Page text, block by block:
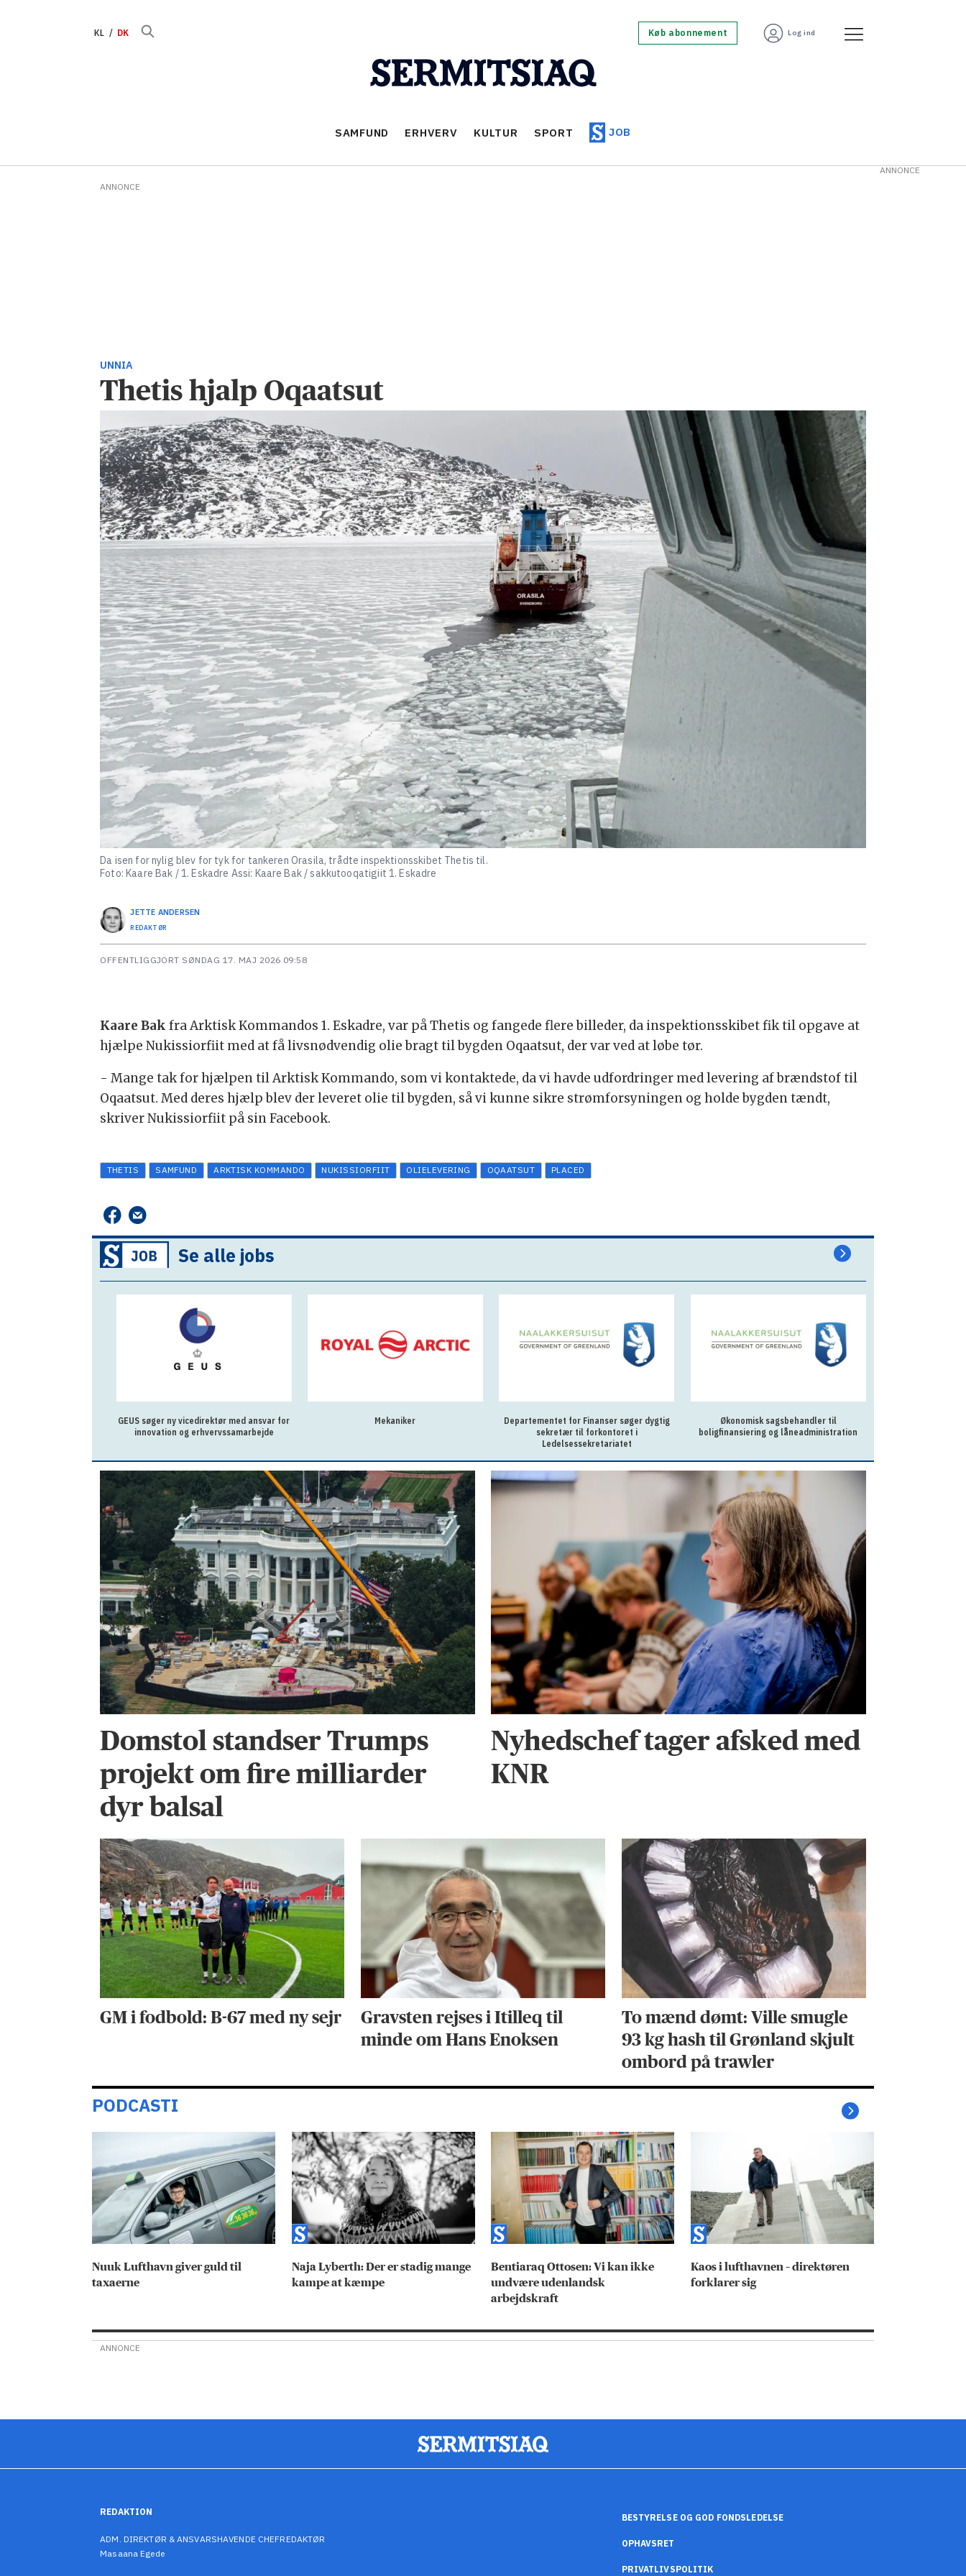
KL DK Køb abonnement Log ind
SAMFUND ERHVERV KULTUR SPORT JOB
ANNONCE
UNNIA
Thetis hjalp Oqaatsut
Da isen for nylig blev for tyk for tankeren Orasila, trådte inspektionsskibet Thetis til.
Foto: Kaare Bak / 1. Eskadre Assi: Kaare Bak / sakkutooqatigiit 1. Eskadre
JETTE ANDERSEN
REDAKTØR
OFFENTLIGGJORT SØNDAG 17. MAJ 2026 09:58
Kaare Bakfra Arktisk Kommandos 1. Eskadre, var på Thetis og fangede flere billeder, da inspektionsskibet fik til opgave at
hjælpe Nukissiorfiit med at få livsnødvendig olie bragt til bygden Oqaatsut, der var ved at løbe tør.
- Mange tak for hjælpen til Arktisk Kommando, som vi kontaktede, da vi havde udfordringer med levering af brændstof til
Oqaatsut. Med deres hjælp blev der leveret olie til bygden, så vi kunne sikre strømforsyningen og holde bygden tændt,
skriver Nukissiorfiit på sin Facebook.
THETIS SAMFUND ARKTISK KOMMANDO NUKISSIORFIIT OLIELEVERING OQAATSUT PLACED
Se alle jobs
GEUS søger ny vicedirektør med ansvar for
innovation og erhvervssamarbejde
Mekaniker
Departementet for Finanser søger dygtig
sekretær til forkontoret i
Ledelsessekretariatet
Økonomisk sagsbehandler til
boligfinansiering og låneadministration
Domstol standser Trumps
projekt om fire milliarder
dyr balsal
Nyhedschef tager afsked med
KNR
GM i fodbold: B-67 med ny sejr
Gravsten rejses i Itilleq til
minde om Hans Enoksen
To mænd dømt: Ville smugle
93 kg hash til Grønland skjult
ombord på trawler
PODCASTI
Nuuk Lufthavn giver guld til
taxaerne
Naja Lyberth: Der er stadig mange
kampe at kæmpe
Bentiaraq Ottosen: Vi kan ikke
undvære udenlandsk
arbejdskraft
Kaos i lufthavnen – direktøren
forklarer sig
ANNONCE
ANNONCE
REDAKTION
ADM. DIREKTØR & ANSVARSHAVENDE CHEFREDAKTØR
Masaana Egede
BESTYRELSE OG GOD FONDSLEDELSE
OPHAVSRET
PRIVATLIVSPOLITIK